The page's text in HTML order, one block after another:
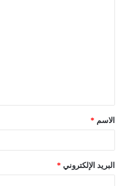
ق
*الاسم *
البريد الإلكتروني *